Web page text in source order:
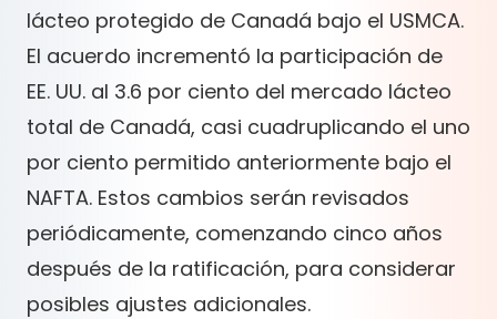
lácteo protegido de Canadá bajo el USMCA.
El acuerdo incrementó la participación de
EE. UU. al 3.6 por ciento del mercado lácteo
total de Canadá, casi cuadruplicando el uno
por ciento permitido anteriormente bajo el
NAFTA. Estos cambios serán revisados
periódicamente, comenzando cinco años
después de la ratificación, para considerar
posibles ajustes adicionales.